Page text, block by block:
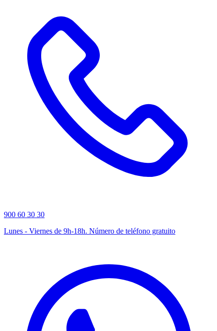
900 60 30 30
Lunes - Viernes de 9h-18h. Número de teléfono gratuito